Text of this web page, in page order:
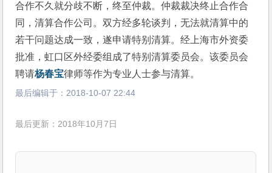
合作不久就分歧不断，终至仲裁。仲裁裁决终止合作合
同，清算合作公司。双方经多轮谈判，无法就清算中的
若干问题达成一致，遂申请特别清算。经上海市外资委
批准，虹口区外经委组成了特别清算委员会。该委员会
聘请杨春宝律师等作为专业人士参与清算。
最后编辑于： 2018-10-07 22:44
最后更新：2018年10月7日